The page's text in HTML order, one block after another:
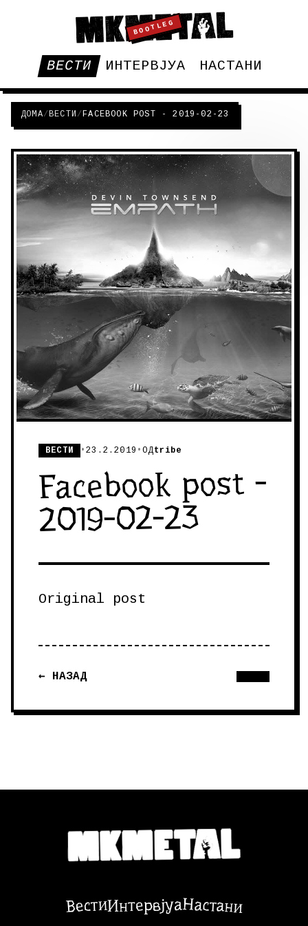
BOOTLEG
ВЕСТИ ИНТЕРВЈУА НАСТАНИ
ДОМА/ВЕСТИ /FACEBOOK POST - 2019-02-23
ВЕСТИ •23.2.2019 •ОДtribe
Facebook post -
2019-02-23
Original post
← НАЗАД
ВестиИнтервјуаНастани